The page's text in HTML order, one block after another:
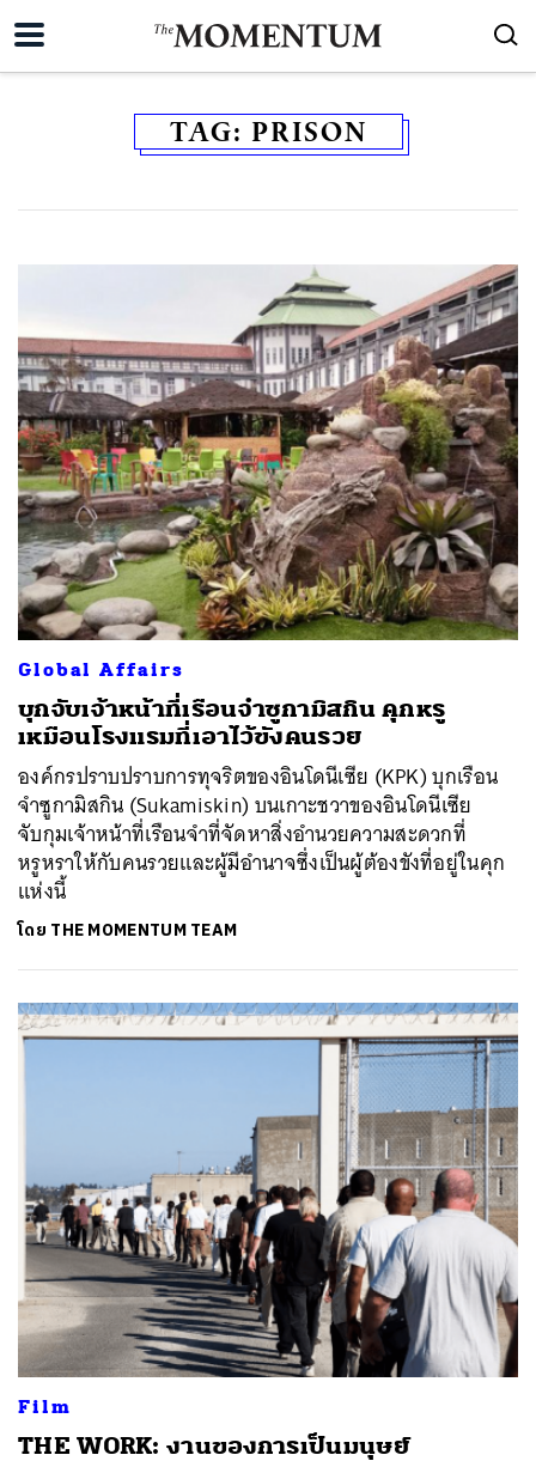
TAG: PRISON
Global Affairs
บุกจับเจ้าหน้าที่เรือนจำซูกามิสกิน คุกหรู
เหมือนโรงแรมที่เอาไว้ขังคนรวย
องค์กรปราบปราบการทุจริตของอินโดนีเซีย (KPK) บุกเรือน
จำซูกามิสกิน (Sukamiskin) บนเกาะชวาของอินโดนีเซีย
จับกุมเจ้าหน้าที่เรือนจำที่จัดหาสิ่งอำนวยความสะดวกที่
หรูหราให้กับคนรวยและผู้มีอำนาจซึ่งเป็นผู้ต้องขังที่อยู่ในคุก
แห่งนี้
โดย THE MOMENTUM TEAM
Film
THE WORK: งานของการเป็นมนุษย์
ค้นหา
SHARE TWEET LINE EMAIL